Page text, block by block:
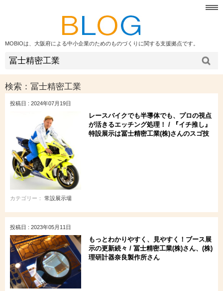
MOBIOは、大阪府による中小企業のためのものづくりに関する支援拠点です。
検索： 冨士精密工業
投稿日 : 2024年07月19日
レースバイクでも半導体でも、プロの視点
が活きるエッチング処理！ / 『イチ推し』
特設展示は冨士精密工業(株)さんのスゴ技
カテゴリー： 常設展示場
投稿日 : 2023年05月11日
もっとわかりやすく、見やすく！ブース展
示の更新続々 / 冨士精密工業(株)さん、(株)
理研計器奈良製作所さん